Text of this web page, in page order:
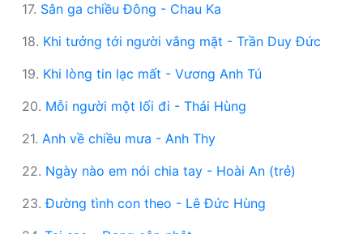
17. Sân ga chiều Đông - Chau Ka
18. Khi tưởng tới người vắng mặt - Trần Duy Đức
19. Khi lòng tin lạc mất - Vương Anh Tú
20. Mỗi người một lối đi - Thái Hùng
21. Anh về chiều mưa - Anh Thy
22. Ngày nào em nói chia tay - Hoài An (trẻ)
23.Đường tình con theo - Lê Đức Hùng